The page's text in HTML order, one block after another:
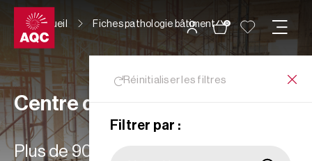
Panneau de gestion des cookies
0
Accueil Fiches pathologie bâtiment
Réinitialiser les filtres
Filtrer par :
Centre de ressources
Plus de 900 ressources à votre